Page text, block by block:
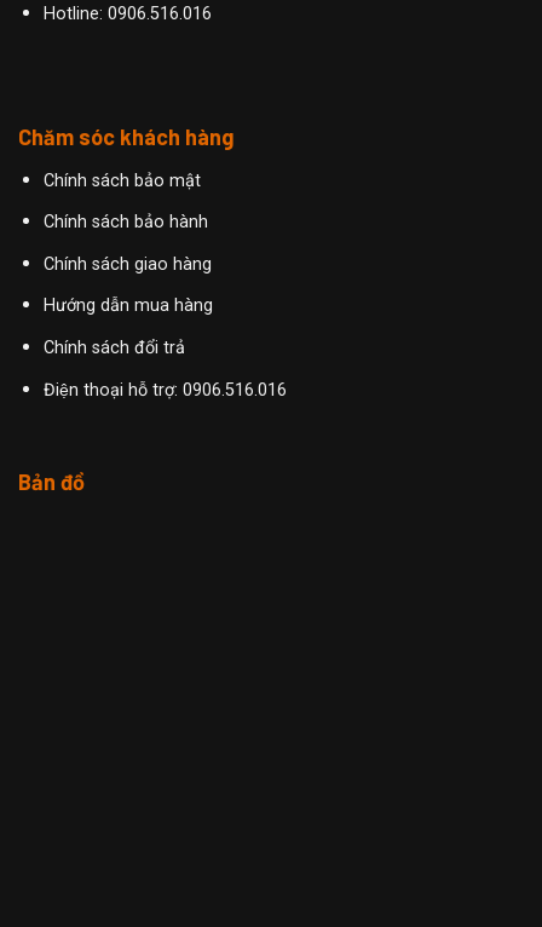
Hotline: 0906.516.016
Chăm sóc khách hàng
Chính sách bảo mật
Chính sách bảo hành
Chính sách giao hàng
Hướng dẫn mua hàng
Chính sách đổi trả
Điện thoại hỗ trợ: 0906.516.016
Bản đồ